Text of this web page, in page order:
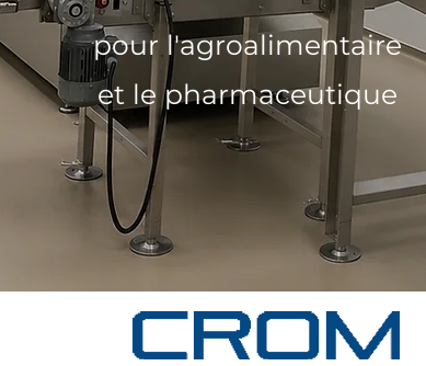
pour l'agroalimentaire
et le pharmaceutique